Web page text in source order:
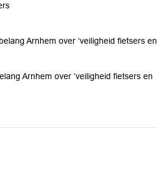
Arnhem over ‘veiligheid fietsers en
Arnhem over ‘veiligheid fietsers en